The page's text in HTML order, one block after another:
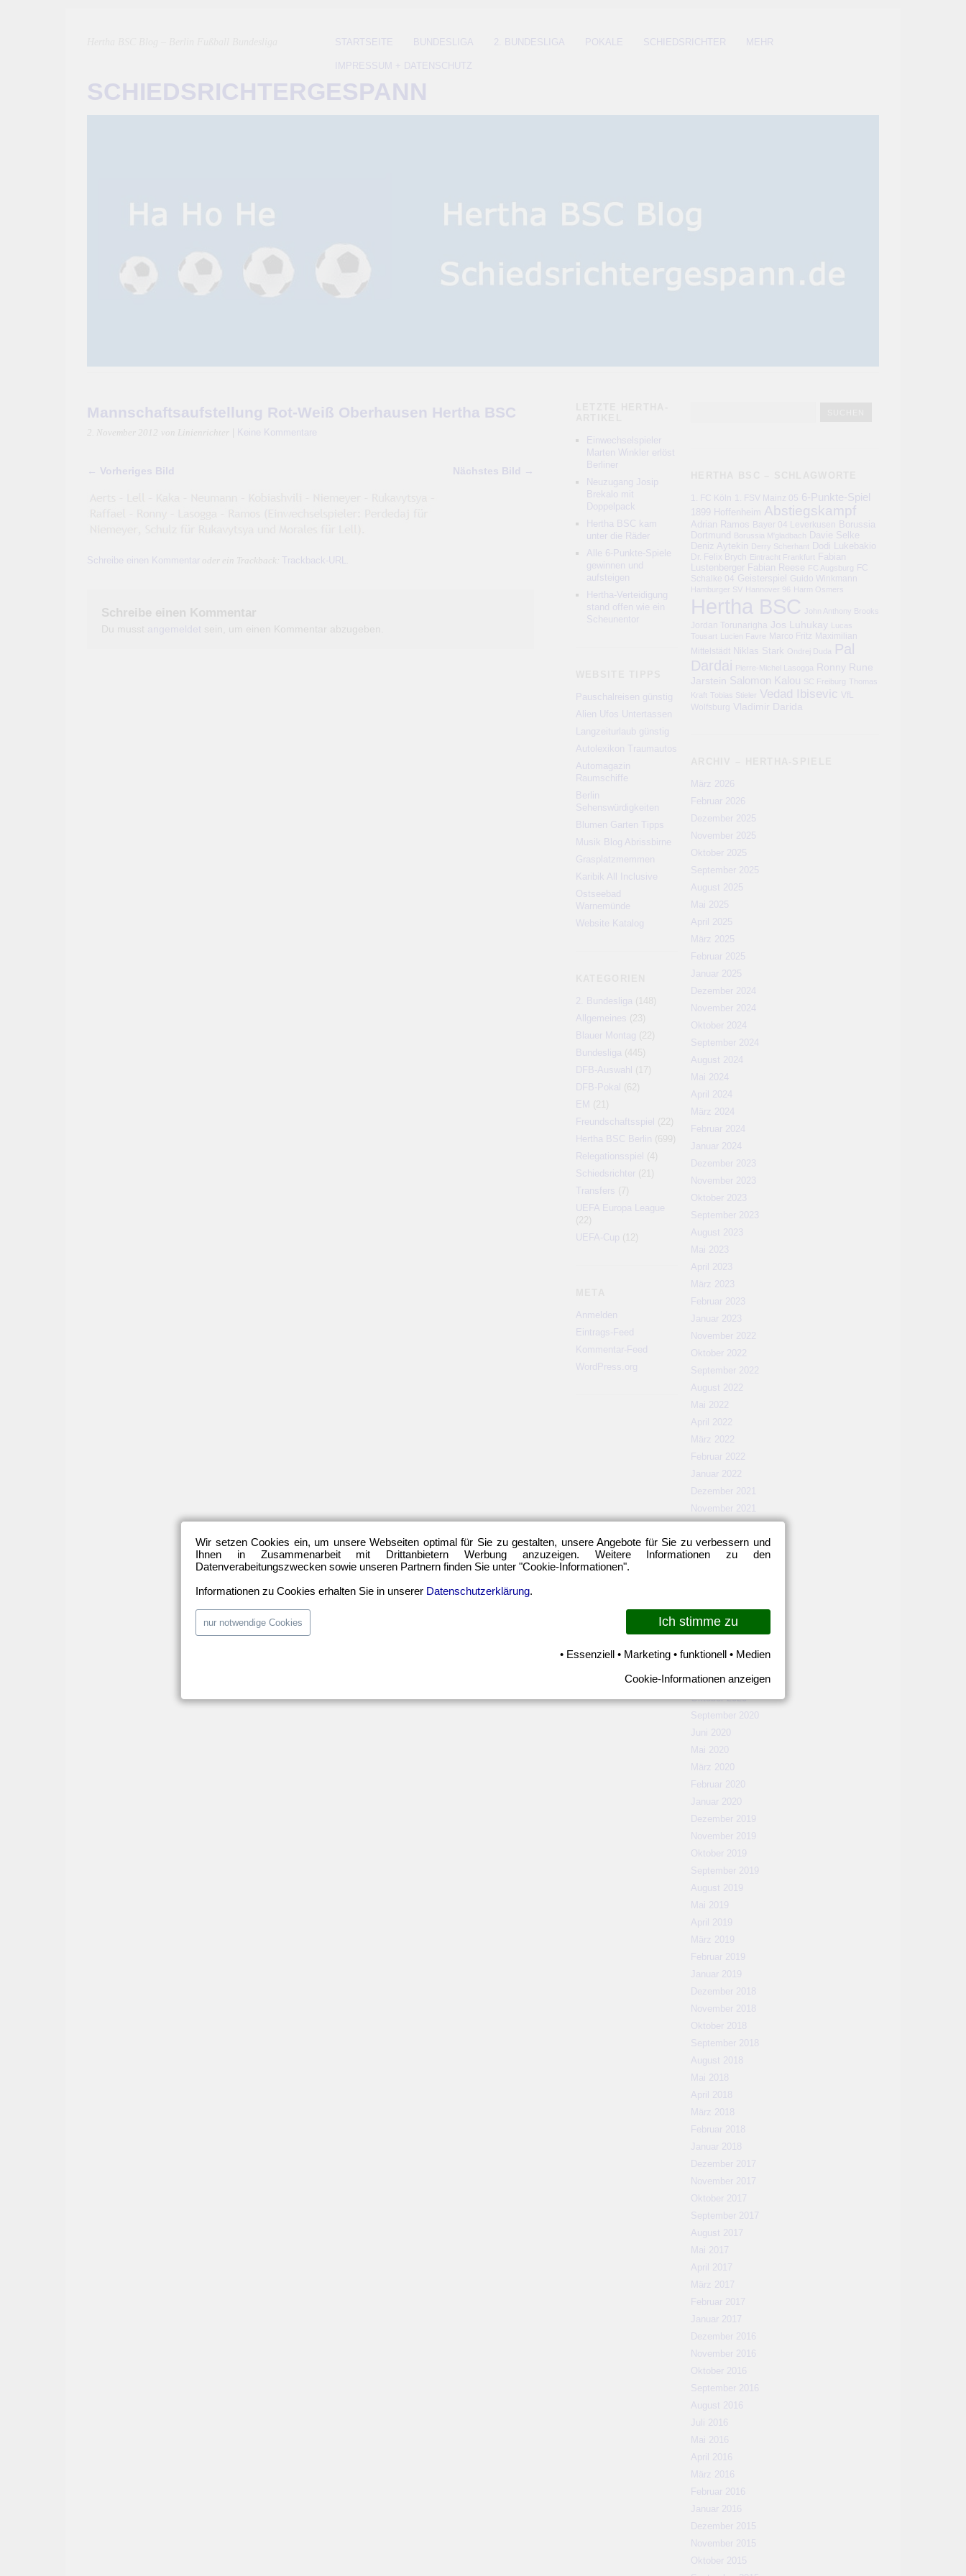
STARTSEITE BUNDESLIGA 2. BUNDESLIGA POKALE SCHIEDSRICHTER MEHR
IMPRESSUM + DATENSCHUTZ
SCHIEDSRICHTERGESPANN
Mannschaftsaufstellung Rot-Weiß Oberhausen Hertha BSC
2. November 2012 von Linienrichter Keine Kommentare
← Vorheriges Bild Nächstes Bild →
Schreibe einen Kommentar oder ein Trackback: Trackback-URL
Einwechselspieler
Marten Winkler erlöst
Berliner
Neuzugang Josip
Brekalo mit
Doppelpack
Hertha BSC kam
unter die Räder
Alle 6-Punkte-Spiele
gewinnen und
aufsteigen
Hertha-Verteidigung
stand offen wie ein
Scheunentor
Pauschalreisen günstig
Alien Ufos Untertassen
Langzeiturlaub günstig
Autolexikon Traumautos
Automagazin
Raumschiffe
Berlin
Sehenswürdigkeiten
Blumen Garten Tipps
Musik Blog Abrissbirne
Grasplatzmemmen
Karibik All Inclusive
Ostseebad
Warnemünde
Website Katalog
2. Bundesliga (148)
Allgemeines (23)
Blauer Montag (22)
Bundesliga (445)
DFB-Auswahl
(17)
DFB-Pokal (62)
EM
(21)
Freundschaftsspiel
(22)
Hertha BSC Berlin
(699)
Relegationsspiel
(4)
Schiedsrichter(21)
Transfers (7)
UEFA Europa League
(22)
UEFA-Cup
(12)
Anmelden
Eintrags-Feed
Kommentar-Feed
WordPress.org
1. FC Köln 1. FSV Mainz 05 6-Punkte-Spiel
1899 Hoffenheim Abstiegskampf
Adrian Ramos Bayer 04 Leverkusen
Borussia
Dortmund
Borussia M'gladbach Davie Selke
Deniz Aytekin Derry Scherhant Dodi Lukebakio
Dr. Felix Brych Eintracht Frankfurt
Fabian
Lustenberger Fabian Reese FC Augsburg
FC
Schalke 04
Geisterspiel
Guido Winkmann
Hamburger SV
Hannover 96 Harm Osmers
Hertha BSC
John Anthony Brooks
Jordan Torunarigha
Jos Luhukay
Lucas
Tousart
Lucien Favre Marco Fritz Maximilian
Mittelstädt
Niklas Stark Ondrej Duda Pal
Dardai Pierre-Michel Lasogga Ronny
Rune
Jarstein Salomon Kalou SC Freiburg
Thomas
Kraft
Tobias Stieler Vedad Ibisevic
VfL
Wolfsburg
Vladimir Darida
März 2026
Februar 2026
Dezember 2025
November 2025
Oktober 2025
September 2025
August 2025
Mai 2025
April 2025
März 2025
Februar 2025
Januar 2025
Dezember 2024
November 2024
Oktober 2024
September 2024
August 2024
Mai 2024
April 2024
März 2024
Februar 2024
Januar 2024
Dezember 2023
November 2023
Oktober 2023
September 2023
August 2023
Mai 2023
April 2023
März 2023
Februar 2023
Januar 2023
November 2022
Oktober 2022
September 2022
August 2022
Mai 2022
April 2022
März 2022
Februar 2022
Januar 2022
Dezember 2021
November 2021
September 2021
August 2021
März 2021
Februar 2021
November 2020
Oktober 2020
September 2020
Juni 2020
Mai 2020
März 2020
Februar 2020
Januar 2020
Dezember 2019
November 2019
Oktober 2019
September 2019
August 2019
Mai 2019
April 2019
März 2019
Februar 2019
Januar 2019
Dezember 2018
November 2018
Oktober 2018
September 2018
August 2018
Mai 2018
April 2018
März 2018
Februar 2018
Januar 2018
Dezember 2017
November 2017
Oktober 2017
September 2017
August 2017
Mai 2017
April 2017
März 2017
Februar 2017
Januar 2017
Dezember 2016
November 2016
Oktober 2016
September 2016
August 2016
Juli 2016
Mai 2016
April 2016
März 2016
Februar 2016
Januar 2016
Dezember 2015
November 2015
Oktober 2015
Wir setzen Cookies ein, um unsere Webseiten optimal für Sie zu gestalten, unsere Angebote für Sie zu verbessern und
Ihnen in Zusammenarbeit mit Drittanbietern Werbung anzuzeigen. Weitere Informationen zu den
Datenverabeitungszwecken sowie unseren Partnern finden Sie unter "Cookie-Informationen".
Informationen zu Cookies erhalten Sie in unserer Datenschutzerklärung.
nur notwendige Cookies Ich stimme zu
• Essenziell • Marketing • funktionell • Medien
Cookie-Informationen anzeigen